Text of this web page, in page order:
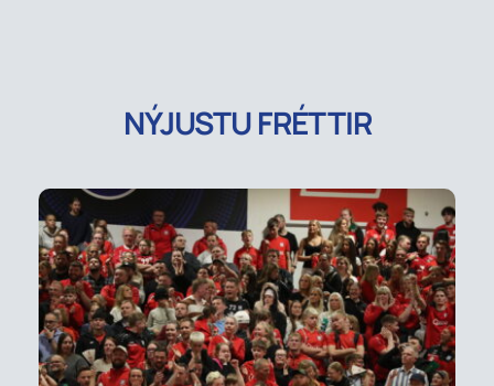
NÝJUSTU FRÉTTIR